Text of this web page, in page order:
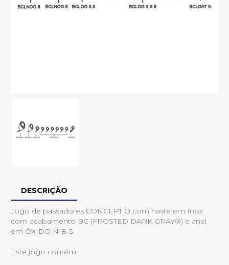
DESCRIÇÃO
Jogo de passadores CONCEPT O com haste em Inox
com acabamento BC (FROSTED DARK GRAY®) e anel
em ÓXIDO Nº8-5.
Este jogo contém: